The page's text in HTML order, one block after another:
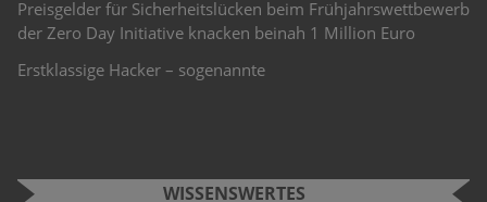
Preisgelder für Sicherheitslücken beim Frühjahrswettbewerb
der Zero Day Initiative knacken beinah 1 Million Euro
Erstklassige Hacker – sogenannte
WISSENSWERTES